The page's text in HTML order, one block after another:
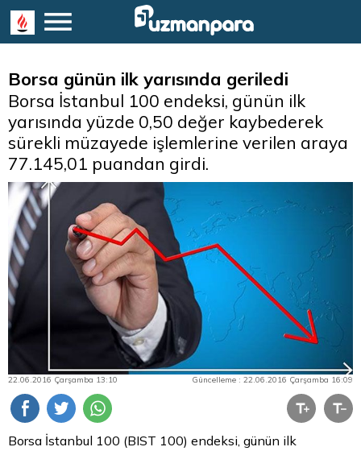
Borsa günün ilk yarısında geriledi
Borsa İstanbul 100 endeksi, günün ilk
yarısında yüzde 0,50 değer kaybederek
sürekli müzayede işlemlerine verilen araya
77.145,01 puandan girdi.
22.06.2016 Çarşamba 13:10 Güncelleme : 22.06.2016 Çarşamba 16:09
Borsa İstanbul 100 (BIST 100) endeksi, günün ilk